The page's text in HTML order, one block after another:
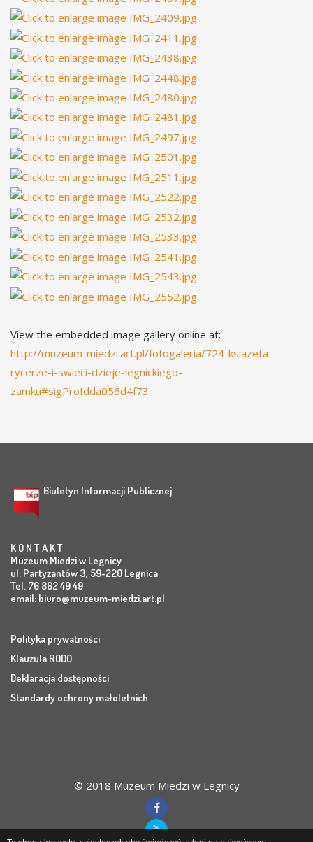
View the embedded image gallery online at:
http://muzeum-miedzi.art.pl/fotogaleria/724-ksiazeta-
rycerze-i-swieci-dzieje-legnickiego-
zamku#sigProIdda056d4f73
Biuletyn Informacji Publicznej
K O N T A K T
Muzeum Miedzi w Legnicy
ul. Partyzantów 3, 59-220 Legnica
Tel. 76 862 49 49
email: biuro@muzeum-miedzi.art.pl
Polityka prywatności
Klauzula RODO
Deklaracja dostępności
Standardy ochrony małoletnich
© 2018 Muzeum Miedzi w Legnicy